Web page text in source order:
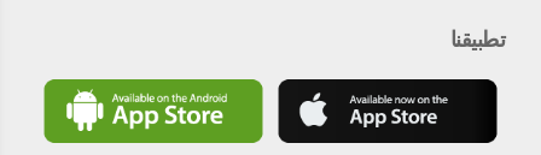
تطبيقنا